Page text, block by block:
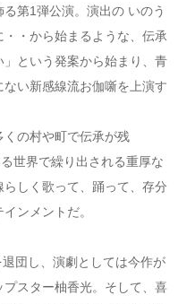
第1弾公演。演出の いのう
・から始まるような、伝承
という発案から始まり、青
い新感線流お伽噺を上演す
の村や町で伝承が残
世界で繰り出される重厚な
しく歌って、踊って、存分
ンメントだ。
団し、演劇としては今作が
スター柚香光。そして、喜